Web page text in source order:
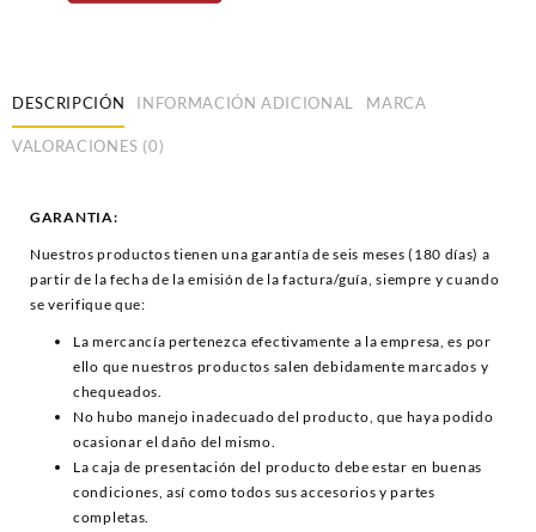
DESCRIPCIÓN INFORMACIÓN ADICIONAL MARCA
VALORACIONES (0)
GARANTIA:
Nuestros productos tienen una garantía de seis meses (180 días) a
partir de la fecha de la emisión de la factura/guía, siempre y cuando
se verifique que:
La mercancía pertenezca efectivamente a la empresa, es por
ello que nuestros productos salen debidamente marcados y
chequeados.
No hubo manejo inadecuado del producto, que haya podido
ocasionar el daño del mismo.
La caja de presentación del producto debe estar en buenas
condiciones, así como todos sus accesorios y partes
completas.